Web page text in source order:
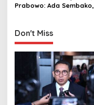
n
Prabowo: Ada Sembako,
Don't Miss